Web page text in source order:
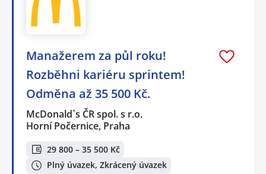
Manažerem za půl roku!
Rozběhni kariéru sprintem!
Odměna až 35 500 Kč.
McDonald`s ČR spol. s r.o.
Horní Počernice, Praha
29 800 – 35 500 Kč
Plný úvazek, Zkrácený úvazek